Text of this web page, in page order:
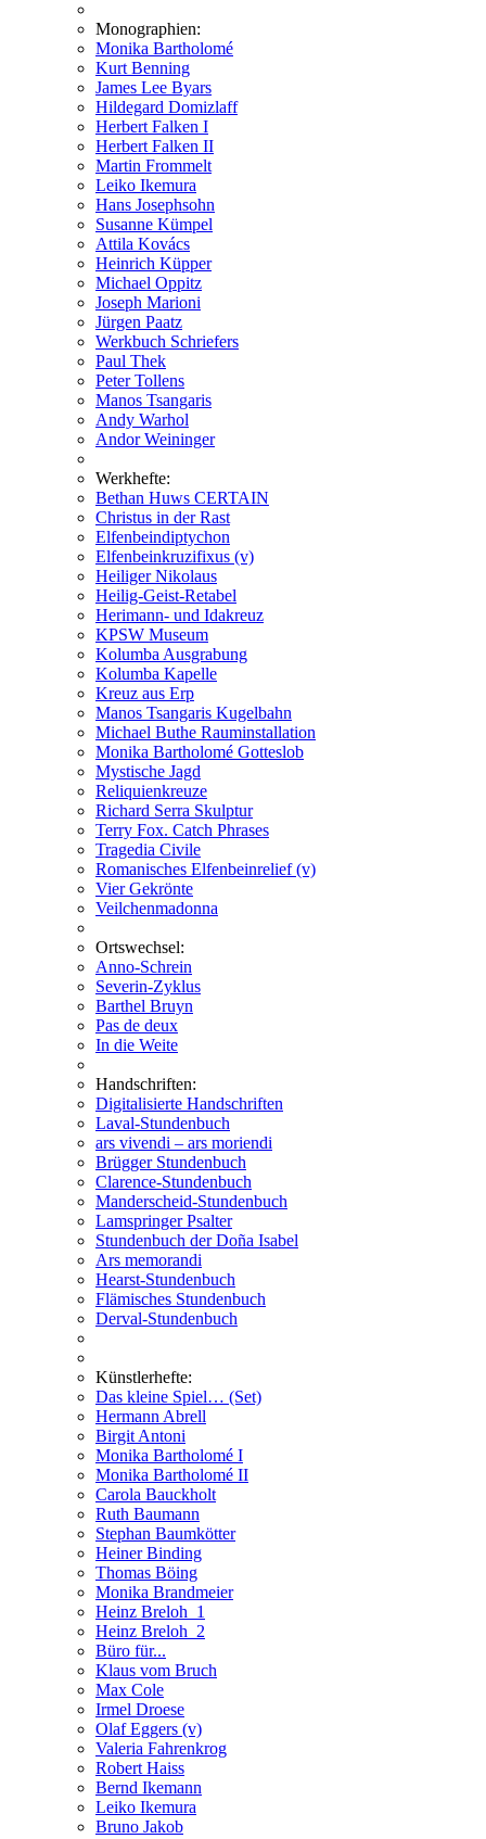
Monographien:
Monika Bartholomé
Kurt Benning
James Lee Byars
Hildegard Domizlaff
Herbert Falken I
Herbert Falken II
Martin Frommelt
Leiko Ikemura
Hans Josephsohn
Susanne Kümpel
Attila Kovács
Heinrich Küpper
Michael Oppitz
Joseph Marioni
Jürgen Paatz
Werkbuch Schriefers
Paul Thek
Peter Tollens
Manos Tsangaris
Andy Warhol
Andor Weininger
Werkhefte:
Bethan Huws CERTAIN
Christus in der Rast
Elfenbeindiptychon
Elfenbeinkruzifixus (v)
Heiliger Nikolaus
Heilig-Geist-Retabel
Herimann- und Idakreuz
KPSW Museum
Kolumba Ausgrabung
Kolumba Kapelle
Kreuz aus Erp
Manos Tsangaris Kugelbahn
Michael Buthe Rauminstallation
Monika Bartholomé Gotteslob
Mystische Jagd
Reliquienkreuze
Richard Serra Skulptur
Terry Fox. Catch Phrases
Tragedia Civile
Romanisches Elfenbeinrelief (v)
Vier Gekrönte
Veilchenmadonna
Ortswechsel:
Anno-Schrein
Severin-Zyklus
Barthel Bruyn
Pas de deux
In die Weite
Handschriften:
Digitalisierte Handschriften
Laval-Stundenbuch
ars vivendi – ars moriendi
Brügger Stundenbuch
Clarence-Stundenbuch
Manderscheid-Stundenbuch
Lamspringer Psalter
Stundenbuch der Doña Isabel
Ars memorandi
Hearst-Stundenbuch
Flämisches Stundenbuch
Derval-Stundenbuch
Künstlerhefte:
Das kleine Spiel… (Set)
Hermann Abrell
Birgit Antoni
Monika Bartholomé I
Monika Bartholomé II
Carola Bauckholt
Ruth Baumann
Stephan Baumkötter
Heiner Binding
Thomas Böing
Monika Brandmeier
Heinz Breloh_1
Heinz Breloh_2
Büro für...
Klaus vom Bruch
Max Cole
Irmel Droese
Olaf Eggers (v)
Valeria Fahrenkrog
Robert Haiss
Bernd Ikemann
Leiko Ikemura
Bruno Jakob